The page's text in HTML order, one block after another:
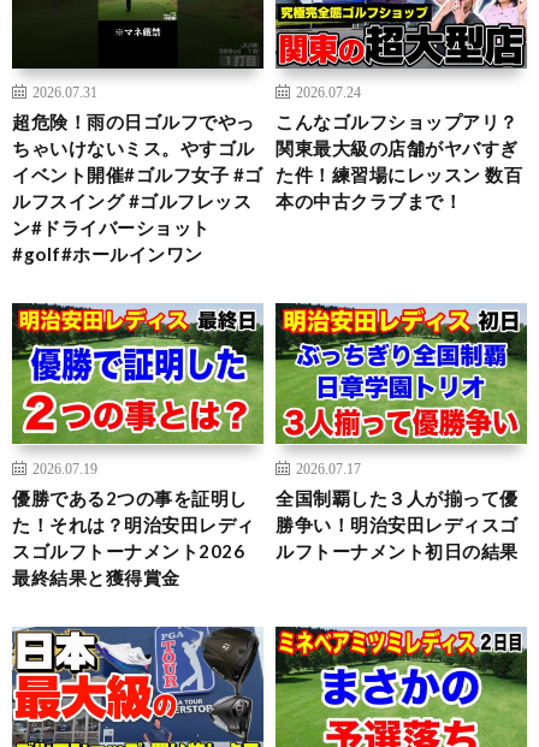
2026.07.31
超危険！雨の日ゴルフでやっ
ちゃいけないミス。やすゴル
イベント開催#ゴルフ女子 #ゴ
ルフスイング #ゴルフレッス
ン#ドライバーショット
#golf#ホールインワン
2026.07.24
こんなゴルフショップアリ？
関東最大級の店舗がヤバすぎ
た件！練習場にレッスン 数百
本の中古クラブまで！
2026.07.19
優勝である2つの事を証明し
た！それは？明治安田レディ
スゴルフトーナメント2026
最終結果と獲得賞金
2026.07.17
全国制覇した３人が揃って優
勝争い！明治安田レディスゴ
ルフトーナメント初日の結果